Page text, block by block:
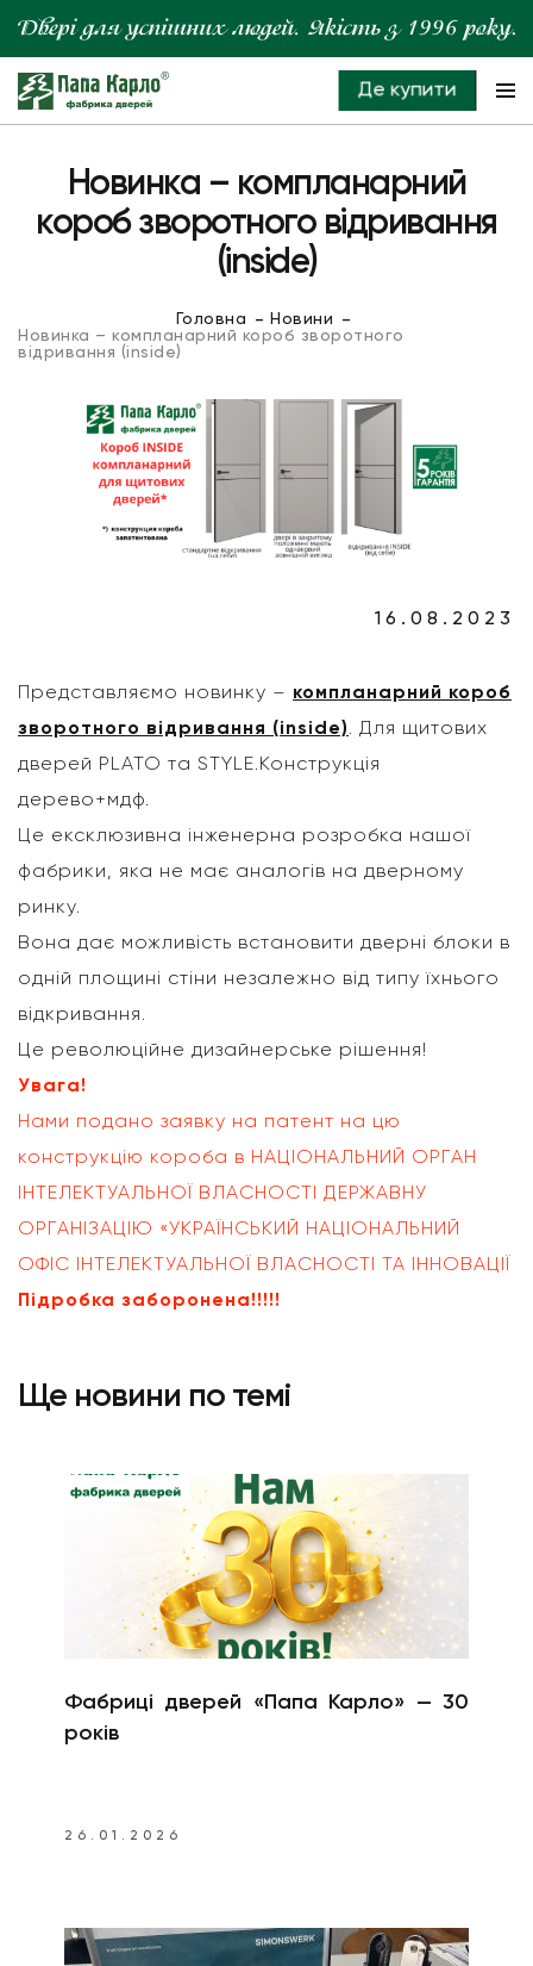
Де купити
Новинка – компланарний
короб зворотного відривання
(inside)
Головна
Новини
Новинка – компланарний короб зворотного
відривання (inside)
16.08.2023
Представляємо новинку – компланарний короб
зворотного відривання (inside). Для щитових
дверей PLATO та STYLE.Конструкція
дерево+мдф.
Це ексклюзивна інженерна розробка нашої
фабрики, яка не має аналогів на дверному
ринку.
Вона дає можливість встановити дверні блоки в
одній площині стіни незалежно від типу їхнього
відкривання.
Це революційне дизайнерське рішення!
Увага!
Нами подано заявку на патент на цю
конструкцію короба в НАЦІОНАЛЬНИЙ ОРГАН
ІНТЕЛЕКТУАЛЬНОЇ ВЛАСНОСТІ ДЕРЖАВНУ
ОРГАНІЗАЦІЮ «УКРАЇНСЬКИЙ НАЦІОНАЛЬНИЙ
ОФІС ІНТЕЛЕКТУАЛЬНОЇ ВЛАСНОСТІ ТА ІННОВАЦІЇ
Підробка заборонена!!!!!
Ще новини по темі
Фабриці дверей «Папа Карло» — 30
років
26.01.2026